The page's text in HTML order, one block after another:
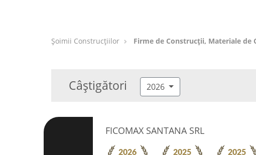
Șoimii Construcțiilor Firme de Construcții, Materiale de
Câștigători 2026
FICOMAX SANTANA SRL